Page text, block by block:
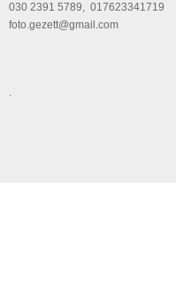
030 2391 5789, 017623341719
foto.gezett@gmail.com
.